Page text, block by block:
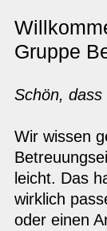
Gruppe
Schön,
Wir wissen
leicht. Das
wirklich
oder einen